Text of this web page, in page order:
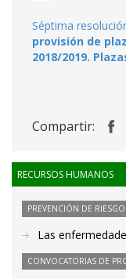
Séptima
provisión de
2018/2019.
Compartir:
RECURSOS HUMANOS
PREVENCIÓN DE
Las
CONVOCATORIAS DE